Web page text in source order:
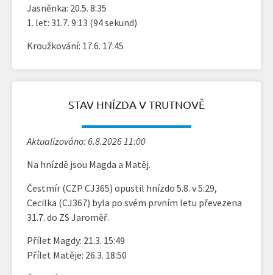
Jasněnka: 20.5. 8:35
1. let: 31.7. 9:13 (94 sekund)
Kroužkování: 17.6. 17:45
STAV HNÍZDA V TRUTNOVĚ
Aktualizováno: 6.8.2026 11:00
Na hnízdě jsou Magda a Matěj.
Čestmír (CZP CJ365) opustil hnízdo 5.8. v 5:29,
Cecilka (CJ367) byla po svém prvním letu převezena
31.7. do ZS Jaroměř.
Přílet Magdy: 21.3. 15:49
Přílet Matěje: 26.3. 18:50